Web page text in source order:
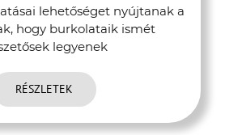
lehetőséget nyújtanak a
hogy burkolataik ismét
legyenek
RÉSZLETEK